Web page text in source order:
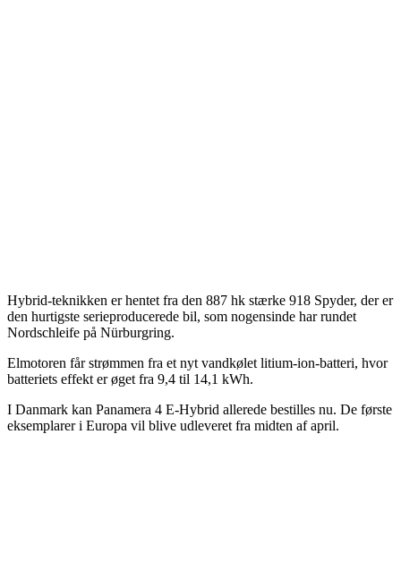
Hybrid-teknikken er hentet fra den 887 hk stærke 918 Spyder, der er
den hurtigste serieproducerede bil, som nogensinde har rundet
Nordschleife på Nürburgring.
Elmotoren får strømmen fra et nyt vandkølet litium-ion-batteri, hvor
batteriets effekt er øget fra 9,4 til 14,1 kWh.
I Danmark kan Panamera 4 E-Hybrid allerede bestilles nu. De første
eksemplarer i Europa vil blive udleveret fra midten af april.